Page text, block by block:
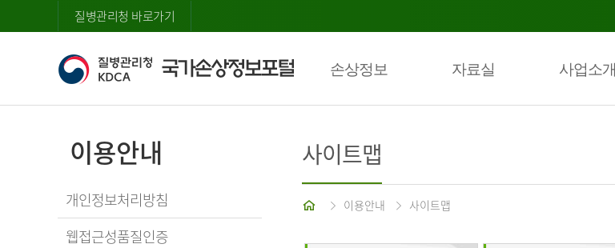
질병관리청 바로가기
손상정보 자료실 사업소개
이용안내
개인정보처리방침
웹접근성품질인증
사이트맵
홈 이용안내 사이트맵